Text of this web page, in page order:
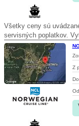
Všetky ceny sú
servisných poplatkov.
Z